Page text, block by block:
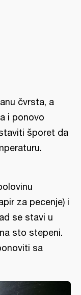
čvrsta, a
i ponovo
šporet da
za pecenje) i
se stavi u
sto stepeni.
sa